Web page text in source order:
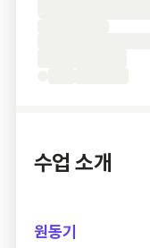
수업 소개
원동기